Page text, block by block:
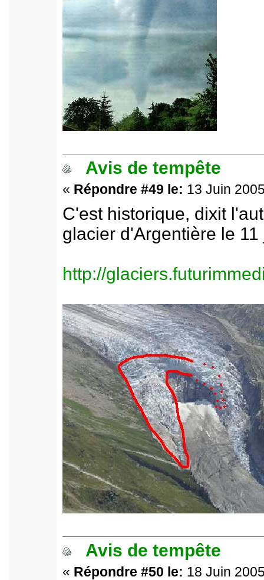
Avis de tempête
« Répondre #49 le: 13 Juin
C'est historique, dixit
glacier d'Argentière le
http://
Avis de tempête
« Répondre #50 le: 18 Juin